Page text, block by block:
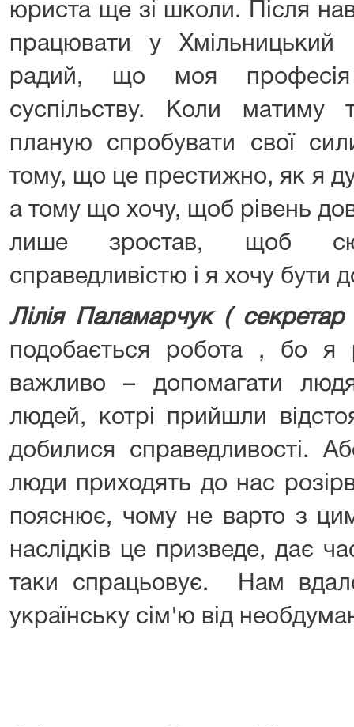
юриста ще зі школи. Після
працювати у Хмільницький
радий, що моя професія
суспільству. Коли матиму
планую спробувати свої
тому, що це престижно, як я
а тому що хочу, щоб рівень
лише зростав, щоб
справедливістю і я хочу бути
Лілія Паламарчук ( секретар
подобається робота , бо я
важливо – допомагати
людей, котрі прийшли
добилися справедливості.
люди приходять до нас
пояснює, чому не варто з
наслідків це призведе, дає
таки спрацьовує. Нам
українську сім'ю від